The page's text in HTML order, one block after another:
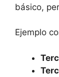
básico,
Ejemplo